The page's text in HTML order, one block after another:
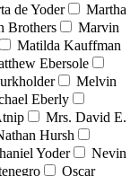
de Yoder
Martha
Brothers
Marvin
Matilda Kauffman
Ebersole
Melvin
Eberly
Mrs. David E.
Hursh
Yoder
Nevin
Oscar